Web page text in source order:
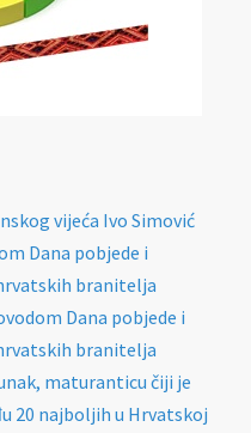
vijeća Ivo Simović
Dana pobjede i
branitelja
Dana pobjede i
branitelja
maturanticu čiji je
20 najboljih u Hrvatskoj